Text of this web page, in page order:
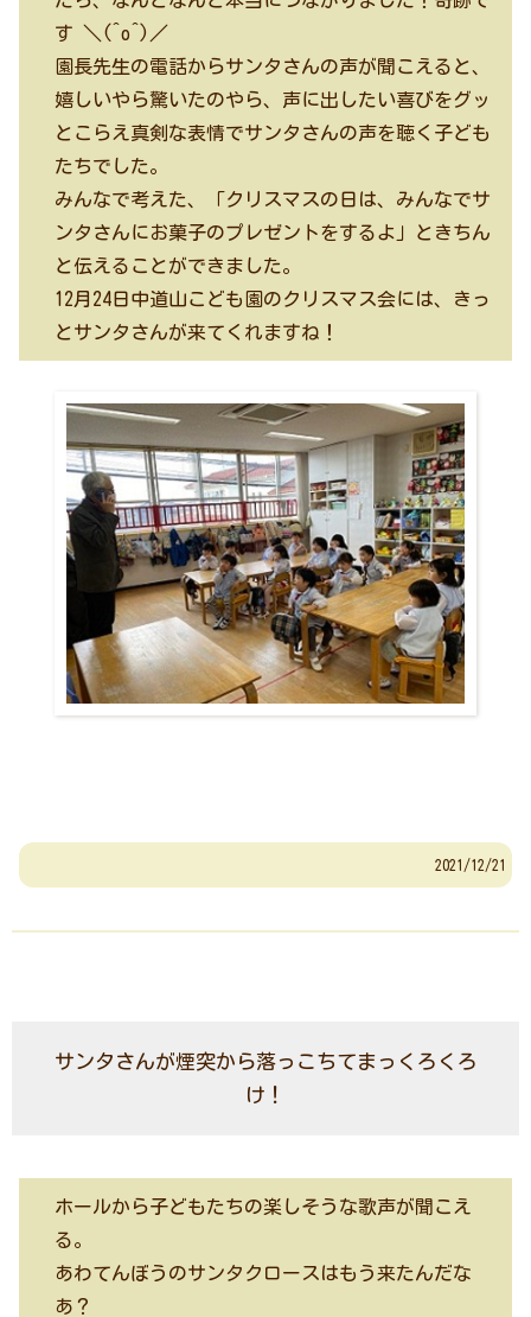
す ＼(^o^)／
園長先生の電話からサンタさんの声が聞こえると、
嬉しいやら驚いたのやら、声に出したい喜びをグッ
とこらえ真剣な表情でサンタさんの声を聴く子ども
たちでした。
みんなで考えた、「クリスマスの日は、みんなでサ
ンタさんにお菓子のプレゼントをするよ」ときちん
と伝えることができました。
12月24日中道山こども園のクリスマス会には、きっ
とサンタさんが来てくれますね！
2021/12/21
サンタさんが煙突から落っこちてまっくろくろ
け！
ホールから子どもたちの楽しそうな歌声が聞こえ
る。
あわてんぼうのサンタクロースはもう来たんだな
あ？